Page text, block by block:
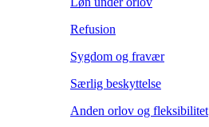
Refusion
Sygdom og fravær
Særlig beskyttelse
Anden orlov og fleksibilitet